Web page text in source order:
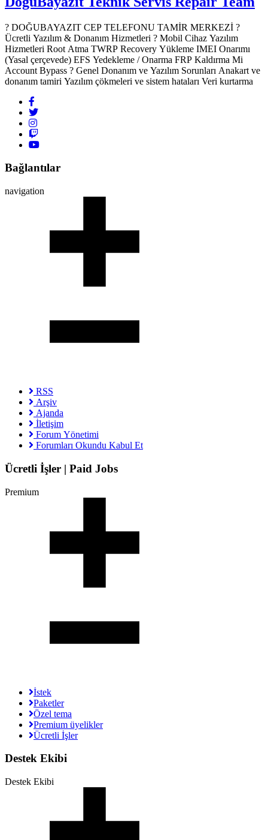
? DOĞUBAYAZIT CEP TELEFONU TAMİR MERKEZİ ?️
Ücretli Yazılım & Donanım Hizmetleri ? Mobil Cihaz Yazılım
Hizmetleri Root Atma TWRP Recovery Yükleme IMEI Onarımı
(Yasal çerçevede) EFS Yedekleme / Onarma FRP Kaldırma Mi
Account Bypass ? Genel Donanım ve Yazılım Sorunları Anakart ve
donanım tamiri Yazılım çökmeleri ve sistem hataları Veri kurtarma
Bağlantılar
navigation
RSS
Arşiv
Ajanda
İletişim
Forum Yönetimi
Forumları Okundu Kabul Et
Ücretli İşler | Paid Jobs
Premium
İstek
Paketler
Özel tema
Premium üyelikler
Ücretli İşler
Destek Ekibi
Destek Ekibi